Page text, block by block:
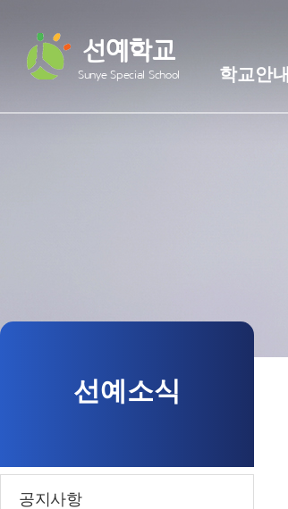
선예학교
Sunye Special School 학교안내
선예소식
공지사항